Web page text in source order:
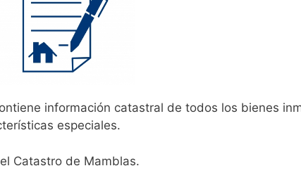
información catastral de todos los bienes
especiales.
Catastro de Mamblas.